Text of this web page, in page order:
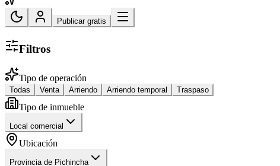
Publicar gratis
Filtros
Tipo de operación
Todas Venta Arriendo Arriendo temporal Traspaso
Tipo de inmueble
Local comercial
Ubicación
Provincia de Pichincha